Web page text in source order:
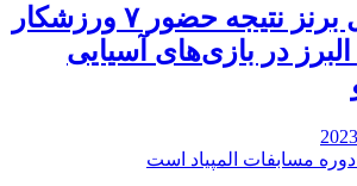
۲ مدال برنز نتیجه حضور ۷ ورزشکار
البرز در بازی‌های آسیایی